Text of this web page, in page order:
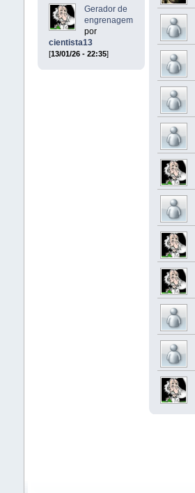
Gerador de
engrenagem
por
cientista13
[13/01/26 - 22:35]